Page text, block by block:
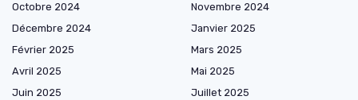
Octobre 2024
Novembre 2024
Décembre 2024
Janvier 2025
Février 2025
Mars 2025
Avril 2025
Mai 2025
Juin 2025
Juillet 2025